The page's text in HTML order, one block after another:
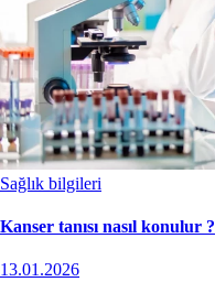
Sağlık bilgileri
Kanser tanısı nasıl konulur ?
13.01.2026